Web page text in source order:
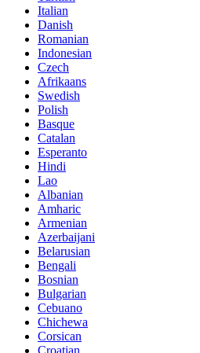
Italian
Danish
Romanian
Indonesian
Czech
Afrikaans
Swedish
Polish
Basque
Catalan
Esperanto
Hindi
Lao
Albanian
Amharic
Armenian
Azerbaijani
Belarusian
Bengali
Bosnian
Bulgarian
Cebuano
Chichewa
Corsican